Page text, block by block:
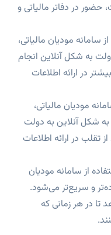
حضور در دفاتر مالیاتی و
سامانه مودیان مالیاتی،
به شکل آنلاین انجام
در ارائه اطلاعات
مودیان مالیاتی،
به شکل آنلاین به دولت
تقلب در ارائه اطلاعات
از سامانه مودیان
و سریع‌تر می‌شود.
تا در هر زمانی که